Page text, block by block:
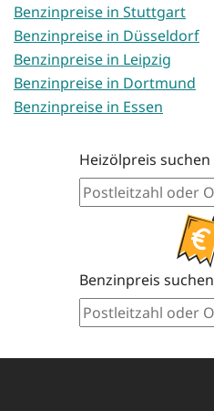
Benzinpreise in Stuttgart
Benzinpreise in Düsseldorf
Benzinpreise in Leipzig
Benzinpreise in Dortmund
Benzinpreise in Essen
Heizölpreis suchen
Benzinpreis suchen